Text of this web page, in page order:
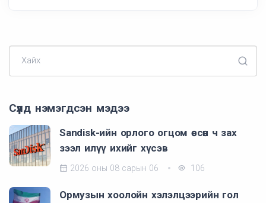
Хайх
Сүүлд нэмэгдсэн мэдээ
Sandisk-ийн орлого огцом өссөн ч зах
зээл илүү ихийг хүсэв
2026 оны 08 сарын 06 106
Ормузын хоолойн хэлэлцээрийн гол